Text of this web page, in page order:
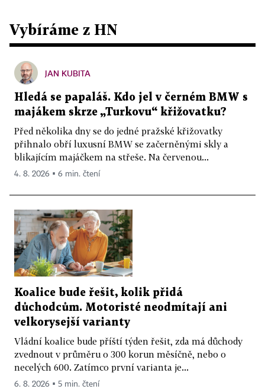
Vybíráme z HN
JAN KUBITA
Hledá se papaláš. Kdo jel v černém BMW s
majákem skrze „Turkovu“ křižovatku?
Před několika dny se do jedné pražské křižovatky
přihnalo obří luxusní BMW se začerněnými skly a
blikajícím majáčkem na střeše. Na červenou...
4. 8. 2026 ▪ 6 min. čtení
Koalice bude řešit, kolik přidá
důchodcům. Motoristé neodmítají ani
velkorysejší varianty
Vládní koalice bude příští týden řešit, zda má důchody
zvednout v průměru o 300 korun měsíčně, nebo o
necelých 600. Zatímco první varianta je...
6. 8. 2026 ▪ 5 min. čtení